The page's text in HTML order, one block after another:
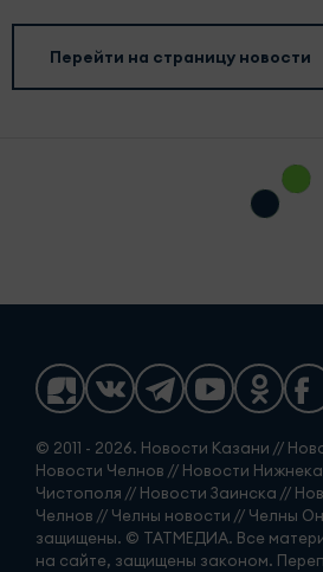
Перейти на страницу новости
© 2011 - 2026. Новости Казани //
Новости Челнов // Новости
Чистополя // Новости Заинска //
Челнов // Челны новости // Челны
защищены. © ТАТМЕДИА. Все
на сайте, защищены законом.